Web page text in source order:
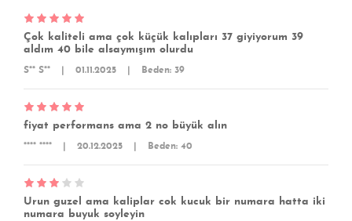
Çok kaliteli ama çok küçük kalıpları 37 giyiyorum 39
aldım 40 bile alsaymışım olurdu
S** S** 01.11.2025 Beden: 39
fiyat performans ama 2 no büyük alın
**** **** 20.12.2025 Beden: 40
Urun guzel ama kaliplar cok kucuk bir numara hatta iki
numara buyuk soyleyin